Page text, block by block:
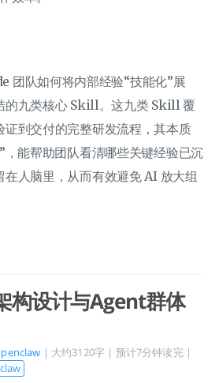
团队如何将内部经验“技能化”展
的九类核心 Skill。这九类 Skill 覆
证到交付的完整研发流程，其本质
，能帮助团队看清哪些关键经验已沉
人脑里，从而有效避免 AI 放大组
构设计与Agent群体
| 大约3120字 | 预计7分钟读完 |